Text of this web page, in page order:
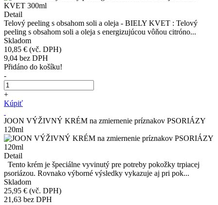
Detail
Telový peeling s obsahom soli a oleja - BIELY KVET : Telový
peeling s obsahom soli a oleja s energizujúcou vôňou citróno...
Skladom
10,85 € (vč. DPH)
9,04 bez DPH
Přidáno do košíku!
-
+
Kúpiť
JOON VÝŽIVNÝ KRÉM na zmiernenie príznakov PSORIÁZY
120ml
Detail
Tento krém je špeciálne vyvinutý pre potreby pokožky trpiacej
psoriázou. Rovnako výborné výsledky vykazuje aj pri pok...
Skladom
25,95 € (vč. DPH)
21,63 bez DPH